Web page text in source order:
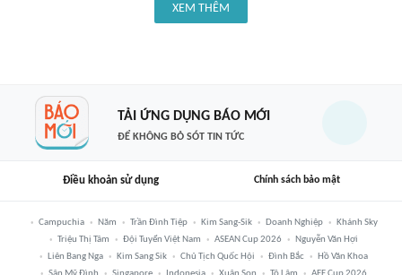
XEM THÊM
TẢI ỨNG DỤNG BÁO MỚI
ĐỂ KHÔNG BỎ SÓT TIN TỨC
Điều khoản sử dụng Chính sách bảo mật
Campuchia Năm Trần Đình Tiệp Kim Sang-Sik Doanh Nghiệp
Khánh Sky
Triệu Thị Tâm
Đội Tuyển Việt Nam ASEAN Cup 2026
Nguyễn Văn Hợi
Liên Bang Nga
Kim Sang Sik Chủ Tịch Quốc Hội Đình Bắc
Hồ Văn Khoa
Sân Mỹ Đình
Singapore Indonesia Xuân Son Tô Lâm AFF Cup 2026